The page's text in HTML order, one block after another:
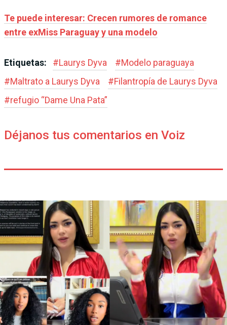
Te puede interesar: Crecen rumores de romance
entre exMiss Paraguay y una modelo
Etiquetas: #Laurys Dyva #Modelo paraguaya
#Maltrato a Laurys Dyva #Filantropía de Laurys Dyva
#refugio “Dame Una Pata”
Déjanos tus comentarios en Voiz